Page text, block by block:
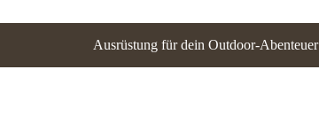
Ausrüstung für dein Outdoor-Abenteuer